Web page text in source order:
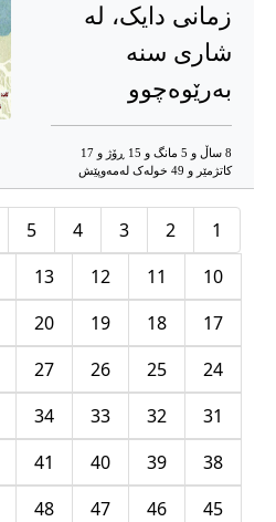
زمانی دایک، لە
شاری سنە
بەرێوەچوو
8 ساڵ و 5 مانگ و 15 ڕۆژ و 17
کاتژمێر و 49 خوله‌ک له‌مه‌وپێش‌
1
2
3
4
5
10
11
12
13
17
18
19
20
24
25
26
27
31
32
33
34
38
39
40
41
45
46
47
48